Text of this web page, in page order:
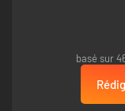
basé sur